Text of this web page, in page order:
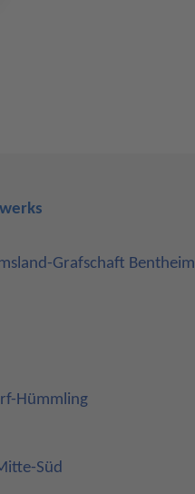
Grafschaft Bentheim
Hümmling
Süd